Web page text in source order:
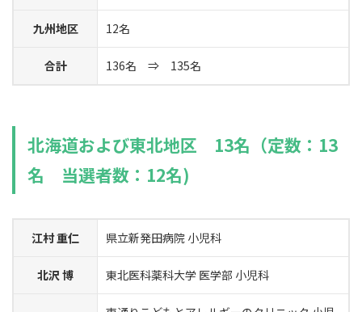
九州地区 12名
合計 136名 ⇒ 135名
北海道および東北地区 13名（定数：13
名 当選者数：12名)
江村 重仁 県立新発田病院 小児科
北沢 博 東北医科薬科大学 医学部 小児科